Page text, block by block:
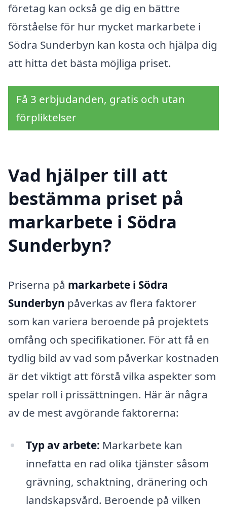
företag kan också ge dig en bättre
förståelse för hur mycket markarbete i
Södra Sunderbyn kan kosta och hjälpa dig
att hitta det bästa möjliga priset.
Få 3 erbjudanden, gratis och utan
förpliktelser
Vad hjälper till att
bestämma priset på
markarbete i Södra
Sunderbyn?
Priserna på markarbete i Södra
Sunderbyn påverkas av flera faktorer
som kan variera beroende på projektets
omfång och specifikationer. För att få en
tydlig bild av vad som påverkar kostnaden
är det viktigt att förstå vilka aspekter som
spelar roll i prissättningen. Här är några
av de mest avgörande faktorerna:
Typ av arbete: Markarbete kan
innefatta en rad olika tjänster såsom
grävning, schaktning, dränering och
landskapsvård. Beroende på vilken